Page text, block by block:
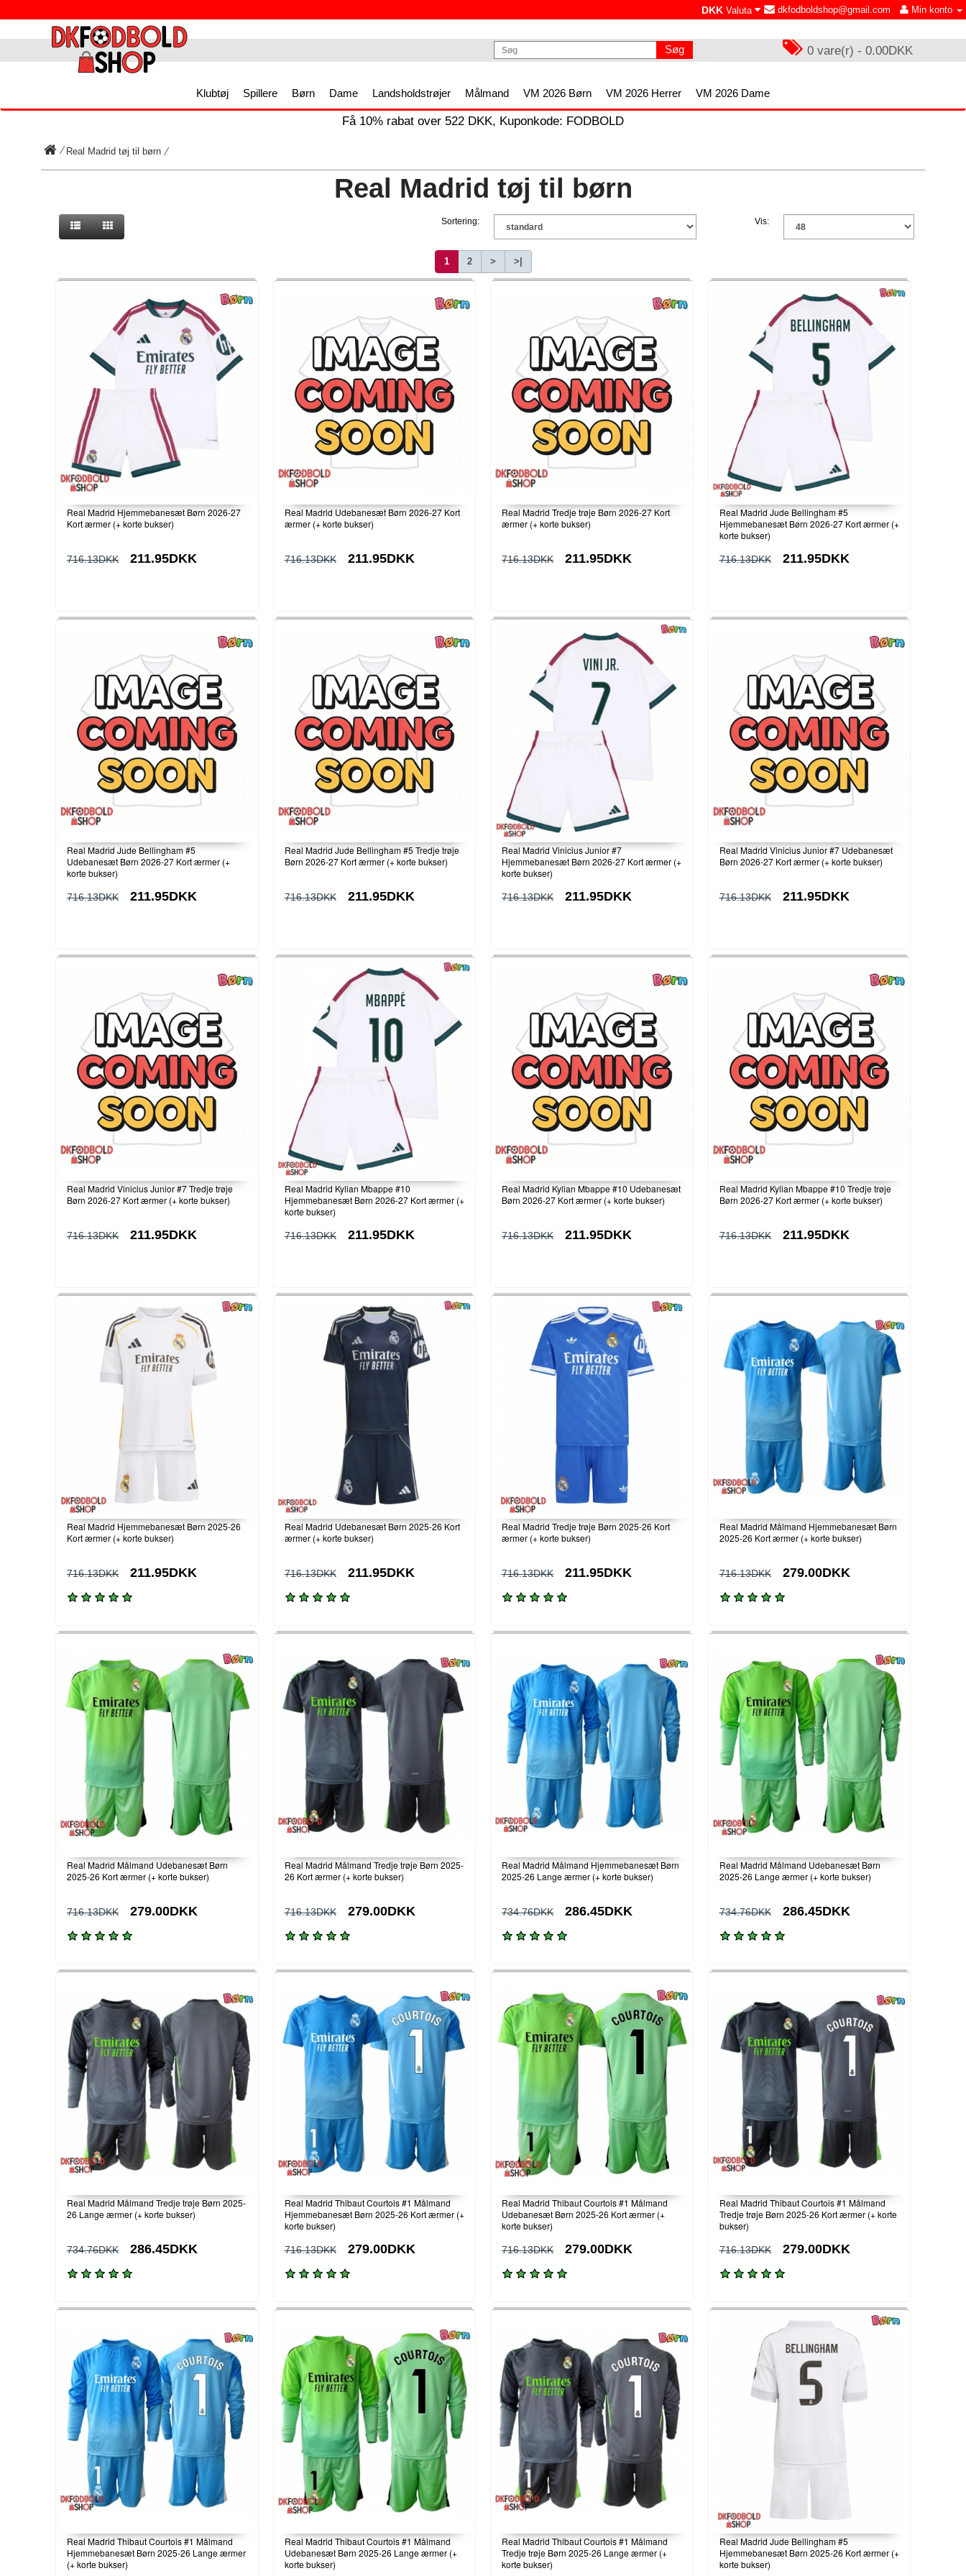
dkfodboldshop@gmail.com Min konto
DKK Valuta
Søg 0 vare(r) - 0.00DKK
Klubtøj Spillere Børn Dame Landsholdstrøjer Målmand VM 2026 Børn VM 2026 Herrer VM 2026 Dame
Få 10% rabat over 522 DKK, Kuponkode: FODBOLD
Real Madrid tøj til børn
Real Madrid tøj til børn
Sortering: Vis:
1 2 > >|
Real Madrid Hjemmebanesæt Børn 2026-27
Kort ærmer (+ korte bukser)
716.13DKK 211.95DKK
Real Madrid Udebanesæt Børn 2026-27 Kort
ærmer (+ korte bukser)
716.13DKK 211.95DKK
Real Madrid Tredje trøje Børn 2026-27 Kort
ærmer (+ korte bukser)
716.13DKK 211.95DKK
Real Madrid Jude Bellingham #5
Hjemmebanesæt Børn 2026-27 Kort ærmer (+
korte bukser)
716.13DKK 211.95DKK
Real Madrid Jude Bellingham #5
Udebanesæt Børn 2026-27 Kort ærmer (+
korte bukser)
716.13DKK 211.95DKK
Real Madrid Jude Bellingham #5 Tredje trøje
Børn 2026-27 Kort ærmer (+ korte bukser)
716.13DKK 211.95DKK
Real Madrid Vinicius Junior #7
Hjemmebanesæt Børn 2026-27 Kort ærmer (+
korte bukser)
716.13DKK 211.95DKK
Real Madrid Vinicius Junior #7 Udebanesæt
Børn 2026-27 Kort ærmer (+ korte bukser)
716.13DKK 211.95DKK
Real Madrid Vinicius Junior #7 Tredje trøje
Børn 2026-27 Kort ærmer (+ korte bukser)
716.13DKK 211.95DKK
Real Madrid Kylian Mbappe #10
Hjemmebanesæt Børn 2026-27 Kort ærmer (+
korte bukser)
716.13DKK 211.95DKK
Real Madrid Kylian Mbappe #10 Udebanesæt
Børn 2026-27 Kort ærmer (+ korte bukser)
716.13DKK 211.95DKK
Real Madrid Kylian Mbappe #10 Tredje trøje
Børn 2026-27 Kort ærmer (+ korte bukser)
716.13DKK 211.95DKK
Real Madrid Hjemmebanesæt Børn 2025-26
Kort ærmer (+ korte bukser)
716.13DKK 211.95DKK
Real Madrid Udebanesæt Børn 2025-26 Kort
ærmer (+ korte bukser)
716.13DKK 211.95DKK
Real Madrid Tredje trøje Børn 2025-26 Kort
ærmer (+ korte bukser)
716.13DKK 211.95DKK
Real Madrid Målmand Hjemmebanesæt Børn
2025-26 Kort ærmer (+ korte bukser)
716.13DKK 279.00DKK
Real Madrid Målmand Udebanesæt Børn
2025-26 Kort ærmer (+ korte bukser)
716.13DKK 279.00DKK
Real Madrid Målmand Tredje trøje Børn 2025-
26 Kort ærmer (+ korte bukser)
716.13DKK 279.00DKK
Real Madrid Målmand Hjemmebanesæt Børn
2025-26 Lange ærmer (+ korte bukser)
734.76DKK 286.45DKK
Real Madrid Målmand Udebanesæt Børn
2025-26 Lange ærmer (+ korte bukser)
734.76DKK 286.45DKK
Real Madrid Målmand Tredje trøje Børn 2025-
26 Lange ærmer (+ korte bukser)
734.76DKK 286.45DKK
Real Madrid Thibaut Courtois #1 Målmand
Hjemmebanesæt Børn 2025-26 Kort ærmer (+
korte bukser)
716.13DKK 279.00DKK
Real Madrid Thibaut Courtois #1 Målmand
Udebanesæt Børn 2025-26 Kort ærmer (+
korte bukser)
716.13DKK 279.00DKK
Real Madrid Thibaut Courtois #1 Målmand
Tredje trøje Børn 2025-26 Kort ærmer (+ korte
bukser)
716.13DKK 279.00DKK
Real Madrid Thibaut Courtois #1 Målmand
Hjemmebanesæt Børn 2025-26 Lange ærmer
(+ korte bukser)
Real Madrid Thibaut Courtois #1 Målmand
Udebanesæt Børn 2025-26 Lange ærmer (+
korte bukser)
Real Madrid Thibaut Courtois #1 Målmand
Tredje trøje Børn 2025-26 Lange ærmer (+
korte bukser)
Real Madrid Jude Bellingham #5
Hjemmebanesæt Børn 2025-26 Kort ærmer (+
korte bukser)